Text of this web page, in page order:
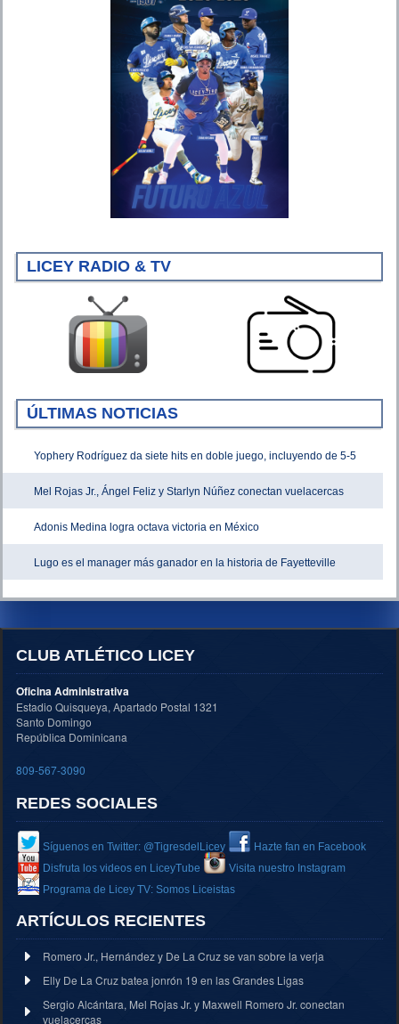
LICEY RADIO & TV
ÚLTIMAS NOTICIAS
Yophery Rodríguez da siete hits en doble juego, incluyendo de 5-5
Mel Rojas Jr., Ángel Feliz y Starlyn Núñez conectan vuelacercas
Adonis Medina logra octava victoria en México
Lugo es el manager más ganador en la historia de Fayetteville
CLUB ATLÉTICO LICEY
Oficina Administrativa
Estadio Quisqueya, Apartado Postal 1321
Santo Domingo
República Dominicana
809-567-3090
REDES SOCIALES
Síguenos en Twitter: @TigresdelLicey
Hazte fan en Facebook
Disfruta los videos en LiceyTube
Visita nuestro Instagram
Programa de Licey TV: Somos Liceistas
ARTÍCULOS RECIENTES
Romero Jr., Hernández y De La Cruz se van sobre la verja
Elly De La Cruz batea jonrón 19 en las Grandes Ligas
Sergio Alcántara, Mel Rojas Jr. y Maxwell Romero Jr. conectan
vuelacercas